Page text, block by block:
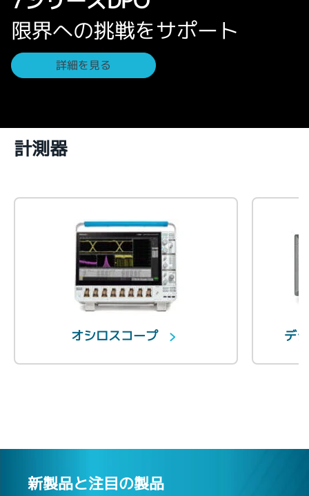
韓国語
繁體中文
限界への挑戦をサポート
詳細を見る
計測器
オシロスコープ デ
新製品と注目の製品